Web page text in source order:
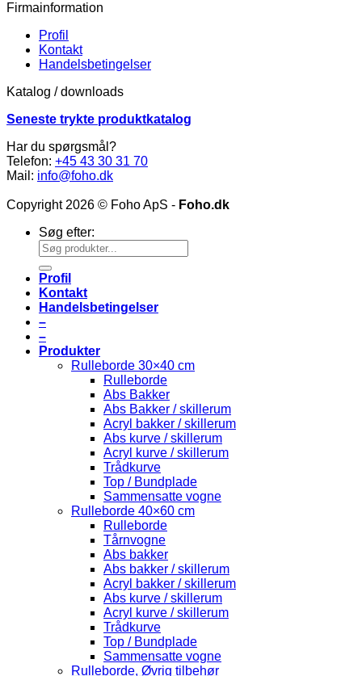
Firmainformation
Profil
Kontakt
Handelsbetingelser
Katalog / downloads
Seneste trykte produktkatalog
Har du spørgsmål?
Telefon: +45 43 30 31 70
Mail: info@foho.dk
Copyright 2026 © Foho ApS - Foho.dk
Søg efter:
Profil
Kontakt
Handelsbetingelser
–
–
Produkter
Rulleborde 30×40 cm
Rulleborde
Abs Bakker
Abs Bakker / skillerum
Acryl bakker / skillerum
Abs kurve / skillerum
Acryl kurve / skillerum
Trådkurve
Top / Bundplade
Sammensatte vogne
Rulleborde 40×60 cm
Rulleborde
Tårnvogne
Abs bakker
Abs bakker / skillerum
Acryl bakker / skillerum
Abs kurve / skillerum
Acryl kurve / skillerum
Trådkurve
Top / Bundplade
Sammensatte vogne
Rulleborde, Øvrig tilbehør